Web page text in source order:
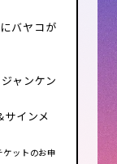
頂
で
バヤコが
ャンケン
インメ
ットのお申